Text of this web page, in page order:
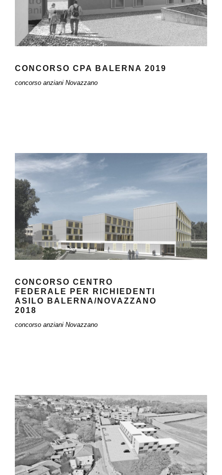
CONCORSO CPA BALERNA 2019
concorso anziani Novazzano
CONCORSO CENTRO
FEDERALE PER RICHIEDENTI
ASILO BALERNA/NOVAZZANO
2018
concorso anziani Novazzano